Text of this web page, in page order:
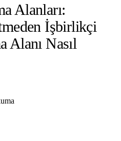
Alanları:
İşbirlikçi
Alanı Nasıl